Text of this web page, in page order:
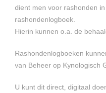
dient men voor rashonden
rashondenlogboek.
Hierin kunnen o.a. de
Rashondenlogboeken
van Beheer op Kynologisch
U kunt dit direct, digitaal